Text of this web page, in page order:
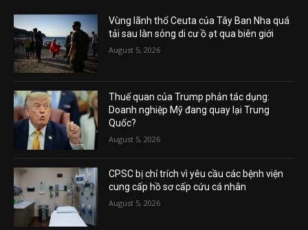
Vùng lãnh thổ Ceuta của Tây Ban Nha quá
tải sau làn sóng di cư ồ ạt qua biên giới
August 5, 2026
Thuế quan của Trump phản tác dụng:
Doanh nghiệp Mỹ đang quay lại Trung
Quốc?
August 5, 2026
CPSC bị chỉ trích vì yêu cầu các bệnh viện
cung cấp hồ sơ cấp cứu cá nhân
August 5, 2026